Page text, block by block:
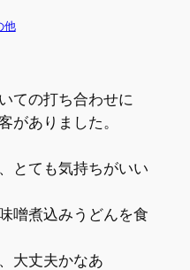
他
ての打ち合わせに
がありました。
とても気持ちがいい
噌煮込みうどんを食
大丈夫かなあ